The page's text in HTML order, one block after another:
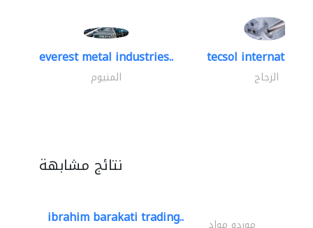
everest metal industries..
المنيوم
tecsol
الزجاج
نتائج مشابهة
ibrahim barakati trading..